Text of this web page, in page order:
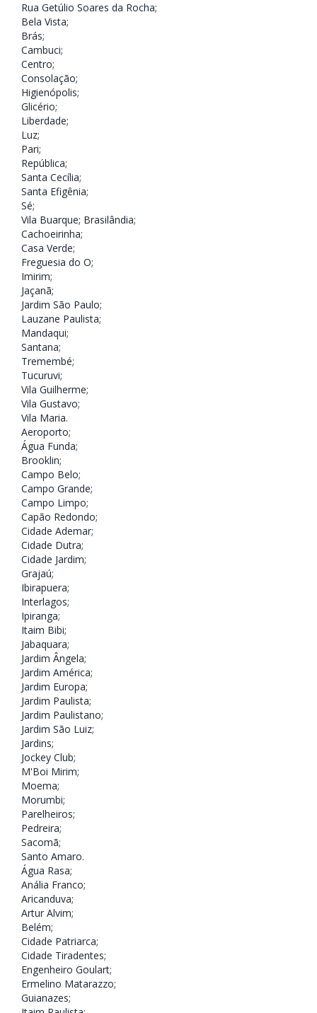
Rua Getúlio Soares da Rocha;
Bela Vista;
Brás;
Cambuci;
Centro;
Consolação;
Higienópolis;
Glicério;
Liberdade;
Luz;
Pari;
República;
Santa Cecília;
Santa Efigênia;
Sé;
Vila Buarque; Brasilândia;
Cachoeirinha;
Casa Verde;
Freguesia do O;
Imirim;
Jaçanã;
Jardim São Paulo;
Lauzane Paulista;
Mandaqui;
Santana;
Tremembé;
Tucuruvi;
Vila Guilherme;
Vila Gustavo;
Vila Maria.
Aeroporto;
Água Funda;
Brooklin;
Campo Belo;
Campo Grande;
Campo Limpo;
Capão Redondo;
Cidade Ademar;
Cidade Dutra;
Cidade Jardim;
Grajaú;
Ibirapuera;
Interlagos;
Ipiranga;
Itaim Bibi;
Jabaquara;
Jardim Ângela;
Jardim América;
Jardim Europa;
Jardim Paulista;
Jardim Paulistano;
Jardim São Luiz;
Jardins;
Jockey Club;
M'Boi Mirim;
Moema;
Morumbi;
Parelheiros;
Pedreira;
Sacomã;
Santo Amaro.
Água Rasa;
Anália Franco;
Aricanduva;
Artur Alvim;
Belém;
Cidade Patriarca;
Cidade Tiradentes;
Engenheiro Goulart;
Ermelino Matarazzo;
Guianazes;